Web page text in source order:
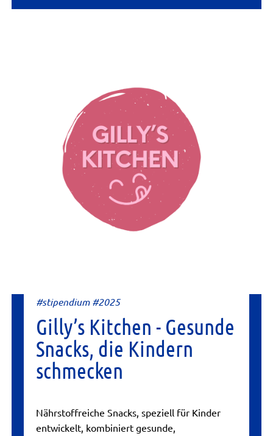
#stipendium #2025
Gilly’s Kitchen - Gesunde
Snacks, die Kindern
schmecken
Nährstoffreiche Snacks, speziell für Kinder
entwickelt, kombiniert gesunde,